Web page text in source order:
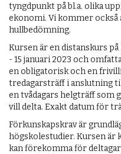
tyngdpunkt på bl.a. olika
ekonomi. Vi kommer också
hullbedömning.
Kursen är en distanskurs
- 15 januari 2023 och
en obligatorisk och en
tredagarsträff i anslutning
en tvådagars helgträff som
vill delta. Exakt datum för
Förkunskapskrav är
högskolestudier. Kursen är
kan förekomma för